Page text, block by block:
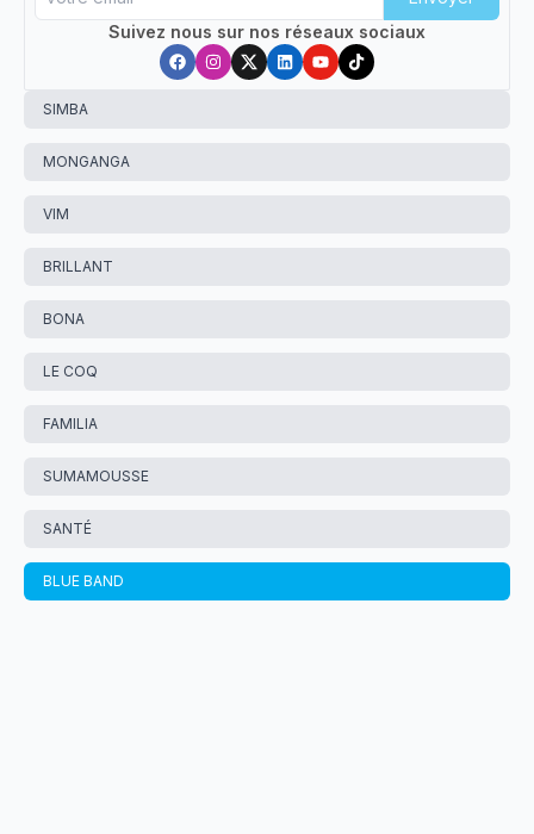
Suivez nous sur nos réseaux sociaux
SIMBA
MONGANGA
VIM
BRILLANT
BONA
LE COQ
FAMILIA
SUMAMOUSSE
SANTÉ
BLUE BAND